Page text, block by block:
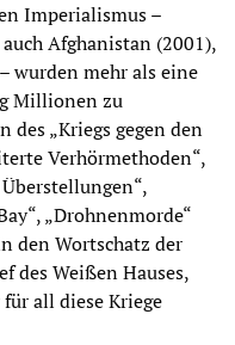
Imperialismus –
Afghanistan (2001),
wurden mehr als eine
Millionen zu
des „Kriegs gegen den
Verhörmethoden“,
„Drohnenmorde“
den Wortschatz der
des Weißen Hauses,
all diese Kriege